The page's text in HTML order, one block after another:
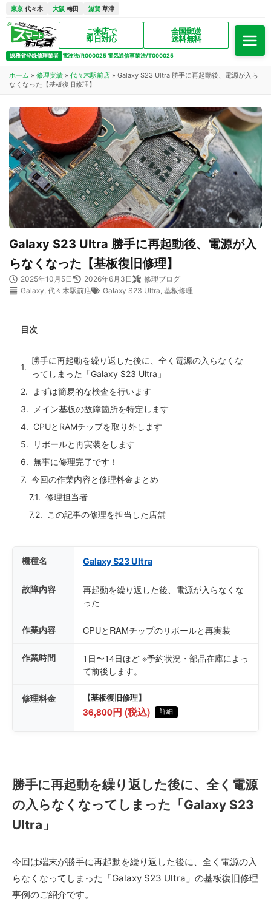
東京 代々木 大阪 梅田 滋賀 草津
ご来店で
即日対応
全国郵送
送料無料
総務省登録修理業者 電波法/R000025 電気通信事業法/T000025
ホーム » 修理実績 » 代々木駅前店 » Galaxy S23 Ultra 勝手に再起動後、電源が入ら
なくなった【基板復旧修理】
Galaxy S23 Ultra 勝手に再起動後、電源が入
らなくなった【基板復旧修理】
2025年10月5日 2026年6月3日
修理ブログ
Galaxy, 代々木駅前店 Galaxy S23 Ultra, 基板修理
目次
勝手に再起動を繰り返した後に、全く電源の入らなくな
ってしまった「Galaxy S23 Ultra」
まずは簡易的な検査を行います
メイン基板の故障箇所を特定します
CPUとRAMチップを取り外します
リボールと再実装をします
無事に修理完了です！
今回の作業内容と修理料金まとめ
修理担当者
この記事の修理を担当した店舗
機種名 Galaxy S23 Ultra
故障内容
再起動を繰り返した後、電源が入らなくな
った
作業内容 CPUとRAMチップのリボールと再実装
作業時間
1日〜14日ほど ※予約状況・部品在庫によっ
て前後します。
修理料金 【基板復旧修理】
36,800円 (税込) 詳細
勝手に再起動を繰り返した後に、全く電源
の入らなくなってしまった「Galaxy S23
Ultra」
今回は端末が勝手に再起動を繰り返した後に、全く電源の入
らなくなってしまった「Galaxy S23 Ultra」の基板復旧修理
事例のご紹介です。